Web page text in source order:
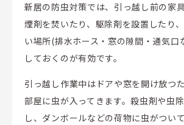
新居の防虫対策では、引っ越し前の家
煙剤を焚いたり、駆除剤を設置したり
い場所(排水ホース・窓の隙間・通気口
しておくのが有効です。
引っ越し作業中はドアや窓を開け放つ
部屋に虫が入ってきます。殺虫剤や虫
し、ダンボールなどの荷物に虫がつい